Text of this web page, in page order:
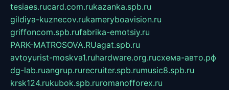
tesiaes.rucard.com.rukazanka.spb.ru
gildiya-kuznecov.rukameryboavision.ru
griffoncom.spb.rufabrika-emotsiy.ru
PARK-MATROSOVA.RUagat.spb.ru
avtoyurist-moskva1.ruhardware.org.ruсхема-авто.рф
dg-lab.ruangrup.rurecruiter.spb.rumusic8.spb.ru
krsk124.rukubok.spb.ruromanofforex.ru